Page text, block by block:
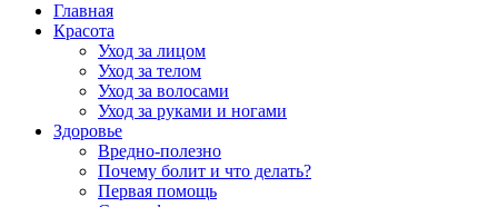
Главная
Красота
Уход за лицом
Уход за телом
Уход за волосами
Уход за руками и ногами
Здоровье
Вредно-полезно
Почему болит и что делать?
Первая помощь